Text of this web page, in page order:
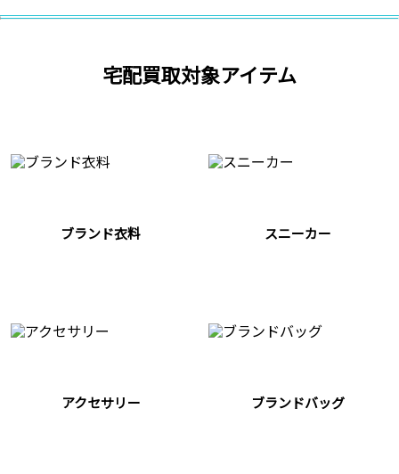
宅配買取対象アイテム
ブランド衣料 スニーカー
アクセサリー ブランドバッグ